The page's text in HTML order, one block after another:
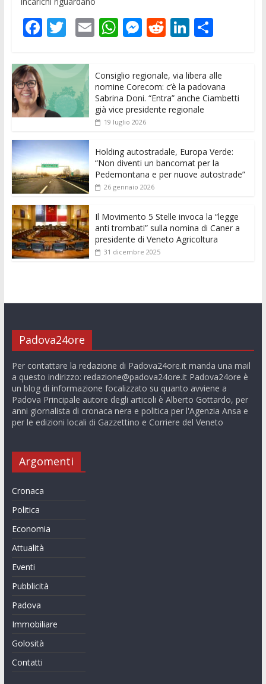
F
e
b
o
o
k
T
itt
er
E
l
W
at
s
A
p
M
e
n
g
R
di
t
Li
k
e
dI
C
n
di
vi
Consiglio regionale, via libera alle
nomine Corecom: c’è la padovana
Sabrina Doni. “Entra” anche Ciambetti
già vice presidente regionale
19 luglio 2026
Holding autostradale, Europa Verde:
“Non diventi un bancomat per la
Pedemontana e per nuove autostrade”
26 gennaio 2026
Il Movimento 5 Stelle invoca la “legge
anti trombati” sulla nomina di Caner a
presidente di Veneto Agricoltura
31 dicembre 2025
Padova24ore
Per contattare la redazione di Padova24ore.it manda una mail
a questo indirizzo: redazione@padova24ore.itPadova24ore è
un blog di informazione focalizzato su quanto avviene a
Padova Principale autore degli articoli è Alberto Gottardo, per
anni giornalista di cronaca nera e politica per l'Agenzia Ansa e
per le edizioni locali di Gazzettino e Corriere del Veneto
Argomenti
Cronaca
Politica
Economia
Attualità
Eventi
Pubblicità
Padova
Immobiliare
Golosità
Contatti